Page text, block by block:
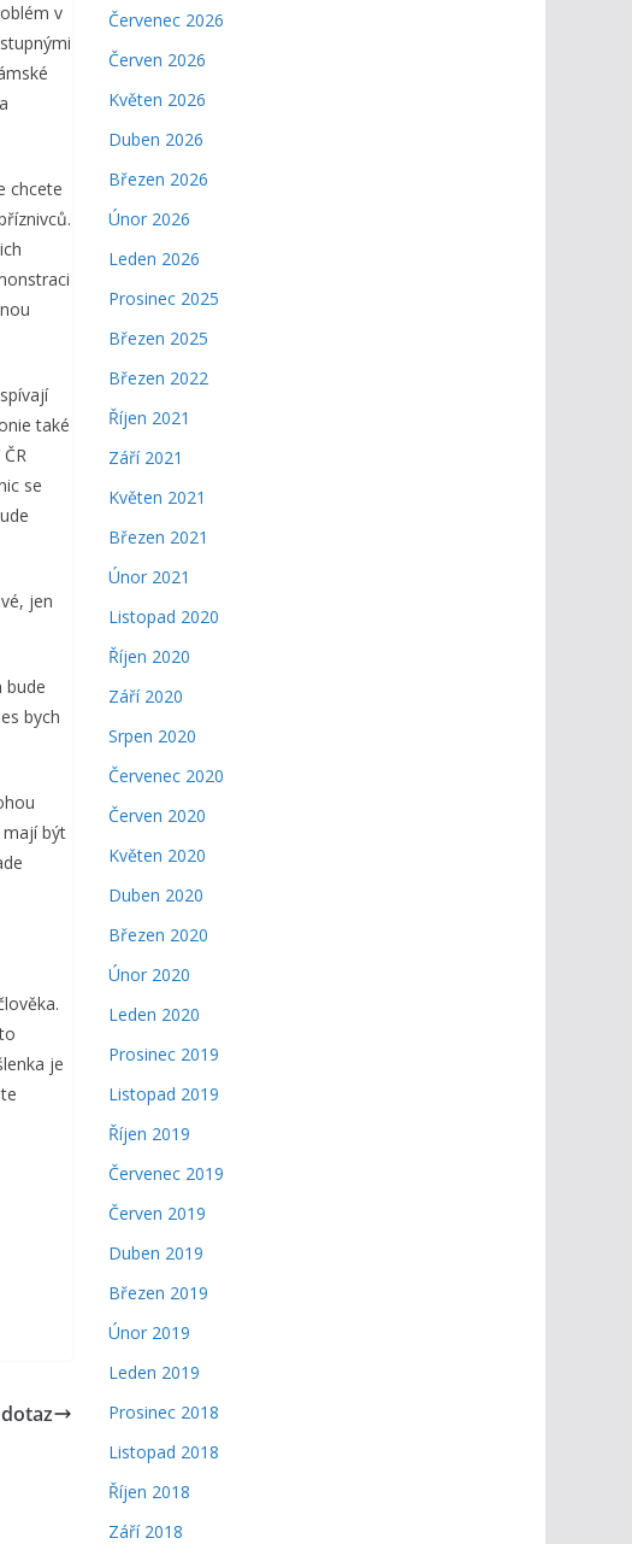
v
chcete
také
se
jen
bude
bych
mají být
je
Červenec 2026
Červen 2026
Květen 2026
Duben 2026
Březen 2026
Únor 2026
Leden 2026
Prosinec 2025
Březen 2025
Březen 2022
Říjen 2021
Září 2021
Květen 2021
Březen 2021
Únor 2021
Listopad 2020
Říjen 2020
Září 2020
Srpen 2020
Červenec 2020
Červen 2020
Květen 2020
Duben 2020
Březen 2020
Únor 2020
Leden 2020
Prosinec 2019
Listopad 2019
Říjen 2019
Červenec 2019
Červen 2019
Duben 2019
Březen 2019
Únor 2019
Leden 2019
Prosinec 2018
Listopad 2018
Říjen 2018
Září 2018